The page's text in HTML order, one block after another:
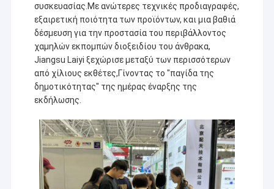
συσκευασίας.Με ανώτερες τεχνικές προδιαγραφές,
εξαιρετική ποιότητα των προϊόντων, και μια βαθιά
δέσμευση για την προστασία του περιβάλλοντος
χαμηλών εκπομπών διοξειδίου του άνθρακα,
Jiangsu Laiyi ξεχώρισε μεταξύ των περισσότερων
από χίλιους εκθέτες,Γίνοντας το "παγίδα της
δημοτικότητας" της ημέρας έναρξης της
εκδήλωσης.